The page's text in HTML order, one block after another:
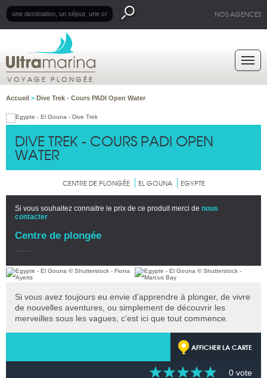
NOS AGENCES
VOYAGE PLONGÉE
Accueil > Dive Trek - Cours PADI Open Water
DIVE TREK - COURS PADI OPEN
WATER
CENTRE DE PLONGÉE EL GOUNA EGYPTE
Si vous souhaitez connaitre le prix de ce produit merci de nous
contacter
Centre de plongée
Si vous avez toujours eu envie d’apprendre à plonger, de vivre
de nouvelles aventures, ou simplement de découvrir les
merveilles sous les vagues, c’est ici que tout commence.
AFFICHER LA CARTE
0 vote